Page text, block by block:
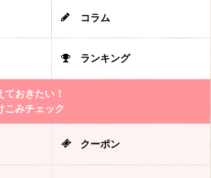
コラム
ランキング
ておきたい！
こみチェック
クーポン